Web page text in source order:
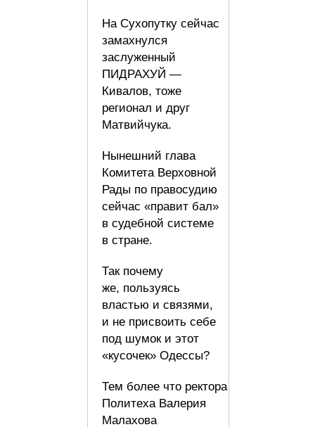
На Сухопутку сейчас
замахнулся
заслуженный
ПИДРАХУЙ —
Кивалов, тоже
регионал и друг
Матвийчука.
Нынешний глава
Комитета Верховной
Рады по правосудию
сейчас «правит бал»
в судебной системе
в стране.
Так почему
же, пользуясь
властью и связями,
и не присвоить себе
под шумок и этот
«кусочек» Одессы?
Тем более что ректора
Политеха Валерия
Малахова